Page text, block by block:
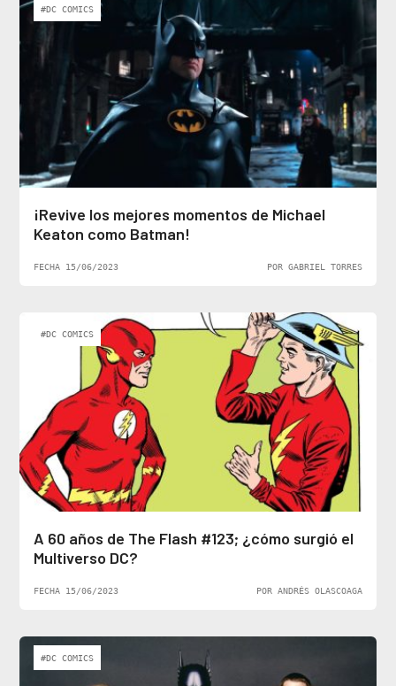
#DC COMICS
¡Revive los mejores momentos de Michael
Keaton como Batman!
FECHA 15/06/2023 POR GABRIEL TORRES
#DC COMICS
A 60 años de The Flash #123; ¿cómo surgió el
Multiverso DC?
FECHA 15/06/2023 POR ANDRÉS OLASCOAGA
#DC COMICS